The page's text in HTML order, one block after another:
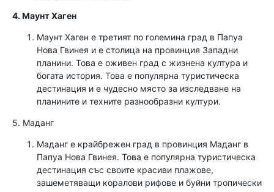
4. Маунт Хаген
Маунт Хаген е третият по големина град в Папуа
Нова Гвинея и е столица на провинция Западни
планини. Това е оживен град с жизнена култура и
богата история. Това е популярна туристическа
дестинация и е чудесно място за изследване на
планините и техните разнообразни култури.
5. Маданг
Маданг е крайбрежен град в провинция Маданг в
Папуа Нова Гвинея. Това е популярна туристическа
дестинация със своите красиви плажове,
зашеметяващи коралови рифове и буйни тропически